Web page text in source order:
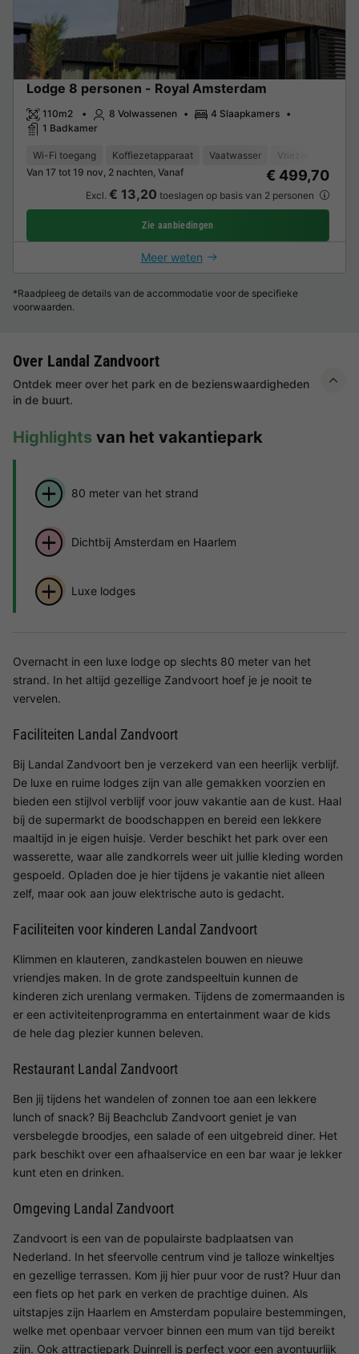
Lodge 8 personen - Royal Amsterdam
110m2 8 Volwassenen
4 Slaapkamers
1 Badkamer
Wi-Fi toegang Koffiezetapparaat Vaatwasser Vriezer
Van 17 tot 19 nov, 2 nachten, Vanaf
€ 499,70
Excl. € 13,20 toeslagen op basis van 2 personen
Zie aanbiedingen
Meer weten
*Raadpleeg de details van de accommodatie voor de specifieke
voorwaarden.
Over Landal Zandvoort
Ontdek meer over het park en de bezienswaardigheden
in de buurt.
Highlights van het vakantiepark
80 meter van het strand
Dichtbij Amsterdam en Haarlem
Luxe lodges
Overnacht in een luxe lodge op slechts 80 meter van het
strand. In het altijd gezellige Zandvoort hoef je je nooit te
vervelen.
Faciliteiten Landal Zandvoort
Bij Landal Zandvoort ben je verzekerd van een heerlijk verblijf.
De luxe en ruime lodges zijn van alle gemakken voorzien en
bieden een stijlvol verblijf voor jouw vakantie aan de kust. Haal
bij de supermarkt de boodschappen en bereid een lekkere
maaltijd in je eigen huisje. Verder beschikt het park over een
wasserette, waar alle zandkorrels weer uit jullie kleding worden
gespoeld. Opladen doe je hier tijdens je vakantie niet alleen
zelf, maar ook aan jouw elektrische auto is gedacht.
Faciliteiten voor kinderen Landal Zandvoort
Klimmen en klauteren, zandkastelen bouwen en nieuwe
vriendjes maken. In de grote zandspeeltuin kunnen de
kinderen zich urenlang vermaken. Tijdens de zomermaanden is
er een activiteitenprogramma en entertainment waar de kids
de hele dag plezier kunnen beleven.
Restaurant Landal Zandvoort
Ben jij tijdens het wandelen of zonnen toe aan een lekkere
lunch of snack? Bij Beachclub Zandvoort geniet je van
versbelegde broodjes, een salade of een uitgebreid diner. Het
park beschikt over een afhaalservice en een bar waar je lekker
kunt eten en drinken.
Omgeving Landal Zandvoort
Zandvoort is een van de populairste badplaatsen van
Nederland. In het sfeervolle centrum vind je talloze winkeltjes
en gezellige terrassen. Kom jij hier puur voor de rust? Huur dan
een fiets op het park en verken de prachtige duinen. Als
uitstapjes zijn Haarlem en Amsterdam populaire bestemmingen,
welke met openbaar vervoer binnen een mum van tijd bereikt
zijn. Ook attractiepark Duinrell is perfect voor een avontuurlijk